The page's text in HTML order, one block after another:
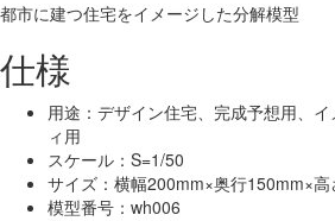
都市に建つ住宅をイメージした分解模型
仕様
用途：デザイン住宅、完成予想用、
ィ用
スケール：S=1/50
サイズ：横幅200mm×奥行150mm×
模型番号：wh006